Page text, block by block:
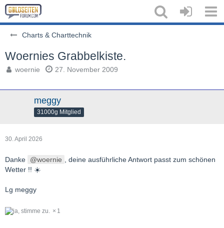
Charts & Charttechnik
Woernies Grabbelkiste.
woernie 27. November 2009
meggy
31000g Mitglied
30. April 2026
Danke woernie
, deine ausführliche Antwort passt zum schönen
Wetter !! ☀️
Lg meggy
1